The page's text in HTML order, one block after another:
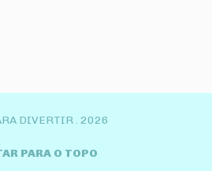
DIVERTIR . 2026
PARA O TOPO